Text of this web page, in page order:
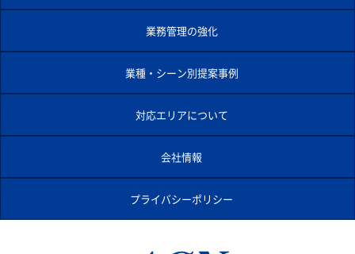
業務管理の強化
業種・シーン別提案事例
対応エリアについて
会社情報
プライバシーポリシー